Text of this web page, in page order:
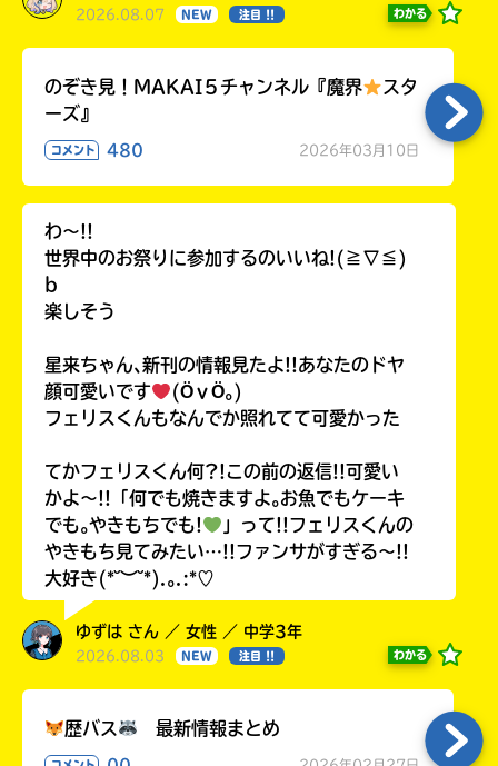
2026.08.07 NEW 注目 !! わかる
のぞき見！MAKAI５チャンネル『魔界
スタ
ーズ』
コメント 480 2026年03月10日
わ〜!!
世界中のお祭りに参加するのいいね!(≧∇≦)
b
楽しそう
星来ちゃん､新刊の情報見たよ!!あなたのドヤ
顔可愛いです
(ӦｖӦ｡)
フェリスくんもなんでか照れてて可愛かった
てかフェリスくん何?!この前の返信!!可愛い
かよ〜!!「何でも焼きますよ｡お魚でもケーキ
でも｡やきもちでも!
」って!!フェリスくんの
やきもち見てみたい…!!ファンサがすぎる〜!!
大好き(*˘︶˘*).｡.:*♡
ゆずは さん ／ 女性 ／ 中学3年
2026.08.03 NEW 注目 !! わかる
歴バス 最新情報まとめ